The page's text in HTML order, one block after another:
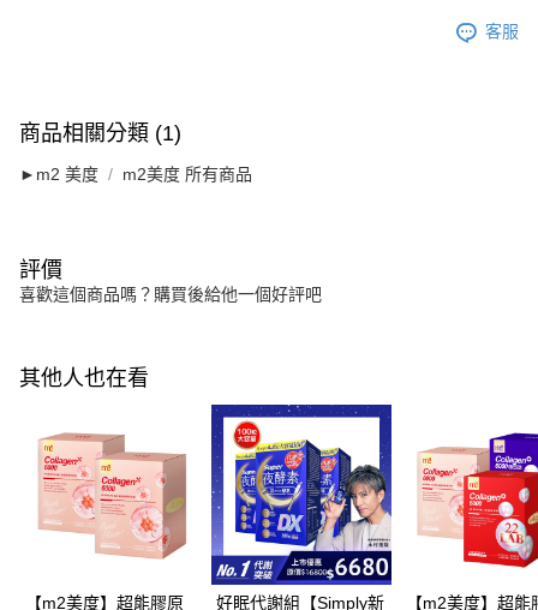
客服
商品相關分類 (1)
►m2 美度 m2美度 所有商品
評價
喜歡這個商品嗎？購買後給他一個好評吧
其他人也在看
【m2美度】超能膠原 好眠代謝組【Simply新 【m2美度】超能